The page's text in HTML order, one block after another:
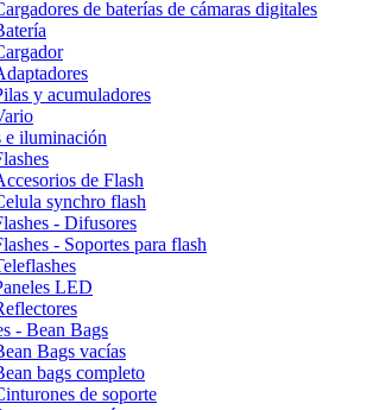
de baterías de cámaras digitales
y acumuladores
e iluminación
de Flash
synchro flash
- Difusores
- Soportes para flash
LED
- Bean Bags
Bags vacías
bags completo
de soporte